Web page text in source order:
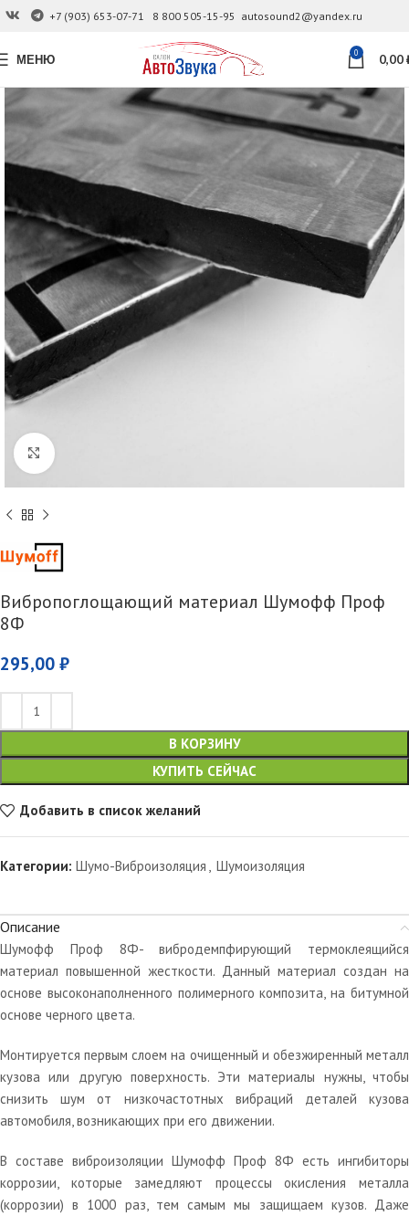
+7 (903) 653-07-71 8 800 505-15-95 autosound2@yandex.ru
МЕНЮ 0 0,00
Увеличить
Вибропоглощающий материал Шумофф Проф
8Ф
295,00 ₽
В КОРЗИНУ
КУПИТЬ СЕЙЧАС
Добавить в список желаний
Категории: Шумо-Виброизоляция , Шумоизоляция
Описание
Шумофф Проф 8Ф- вибродемпфирующий термоклеящийся
материал повышенной жесткости. Данный материал создан на
основе высоконаполненного полимерного композита, на битумной
основе черного цвета.
Монтируется первым слоем на очищенный и обезжиренный металл
кузова или другую поверхность. Эти материалы нужны, чтобы
снизить шум от низкочастотных вибраций деталей кузова
автомобиля, возникающих при его движении.
В составе виброизоляции Шумофф Проф 8Ф есть ингибиторы
коррозии, которые замедляют процессы окисления металла
(коррозии) в 1000 раз, тем самым мы защищаем кузов. Даже